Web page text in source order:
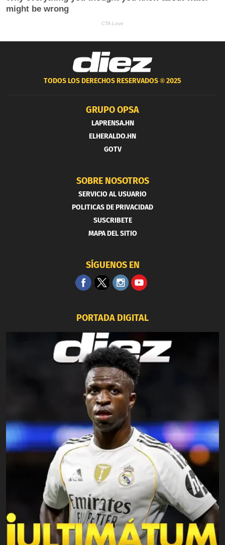
TODOS LOS DERECHOS RESERVADOS ®2025
GRUPO OPSA
LAPRENSA.HN
ELHERALDO.HN
GOTV
SOBRE NOSOTROS
SERVICIO AL USUARIO
POLITICAS DE PRIVACIDAD
SUSCRIBETE
MAPA DEL SITIO
SÍGUENOS EN
PORTADA DIGITAL